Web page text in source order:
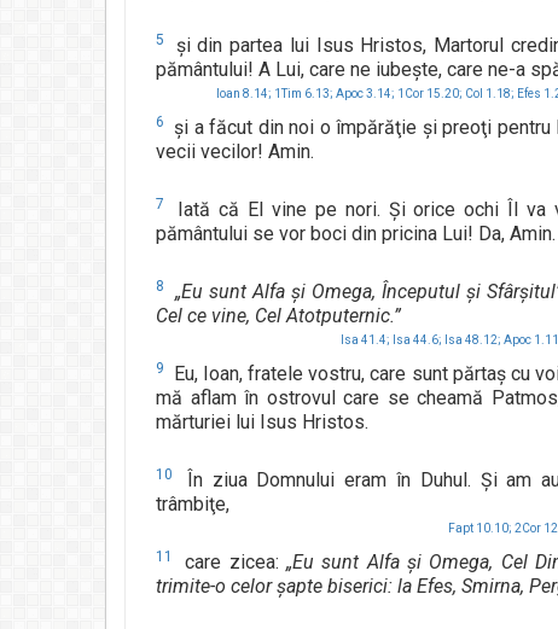
5
şi din partea lui Isus Hristos, Martorul
pământului! A Lui, care ne iubeşte, care ne-a
Ioan 8.14; 1Tim 6.13; Apoc 3.14; 1Cor 15.20; Col 1.18; Efes
6
şi a făcut din noi o împărăţie şi preoţi pentru
vecii vecilor! Amin.
7
Iată că El vine pe nori. Şi orice ochi Îl va
pământului se vor boci din pricina Lui! Da, Amin.
8 „Eu sunt Alfa şi Omega, Începutul şi
Cel ce vine, Cel Atotputernic.”
Isa 41.4; Isa 44.6; Isa 48.12; Apoc
9
Eu, Ioan, fratele vostru, care sunt părtaş cu
mă aflam în ostrovul care se cheamă
mărturiei lui Isus Hristos.
10
În ziua Domnului eram în Duhul. Şi am
trâmbiţe,
Fapt 10.10; 2Cor
11 care zicea: „Eu sunt Alfa şi Omega, Cel
trimite-o celor şapte biserici: la Efes, Smirna,